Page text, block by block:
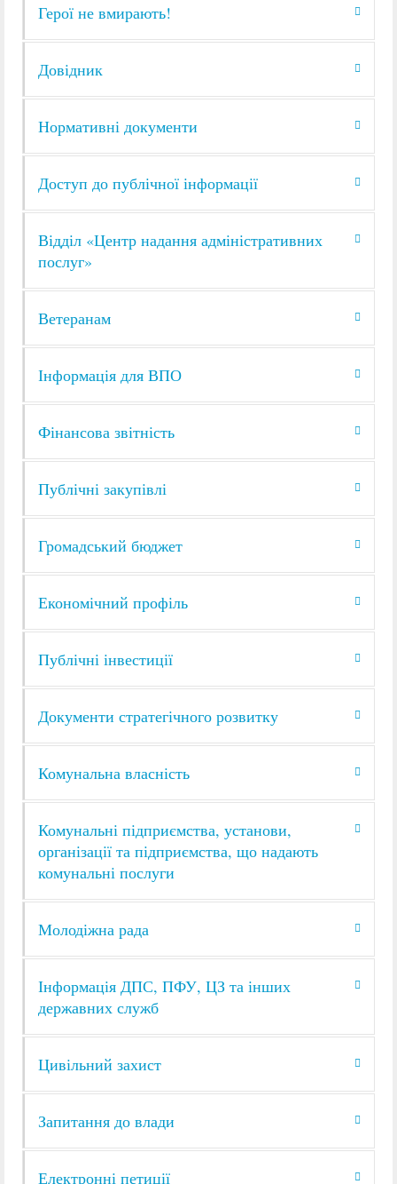
Герої не вмирають!
Довідник
Нормативні документи
Доступ до публічної інформації
Відділ «Центр надання адміністративних
послуг»
Ветеранам
Інформація для ВПО
Фінансова звітність
Публічні закупівлі
Громадський бюджет
Економічний профіль
Публічні інвестиції
Документи стратегічного розвитку
Комунальна власність
Комунальні підприємства, установи,
організації та підприємства, що надають
комунальні послуги
Молодіжна рада
Інформація ДПС, ПФУ, ЦЗ та інших
державних служб
Цивільний захист
Запитання до влади
Електронні петиції